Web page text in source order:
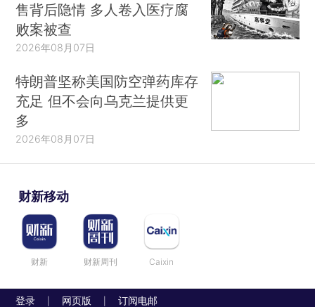
售背后隐情 多人卷入医疗腐
败案被查
2026年08月07日
特朗普坚称美国防空弹药库存
充足 但不会向乌克兰提供更
多
2026年08月07日
财新移动
财新 财新周刊 Caixin
登录 网页版 订阅电邮